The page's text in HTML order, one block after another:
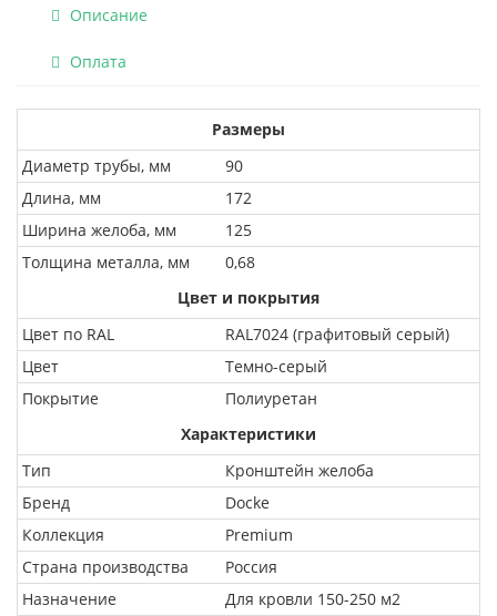
Описание
Оплата
Размеры
Диаметр трубы, мм
90
Длина, мм
172
Ширина желоба, мм
125
Толщина металла, мм
0,68
Цвет и покрытия
Цвет по RAL
RAL7024 (графитовый серый)
Цвет
Темно-серый
Покрытие
Полиуретан
Характеристики
Тип
Кронштейн желоба
Бренд
Docke
Коллекция
Premium
Страна производства
Россия
Назначение
Для кровли 150-250 м2